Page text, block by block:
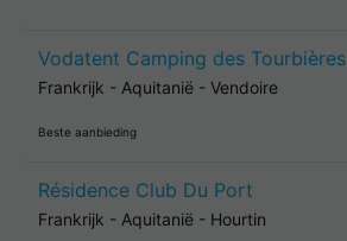
Vodatent Camping des Tourbières
Frankrijk - Aquitanië - Vendoire
Beste aanbieding
Résidence Club Du Port
Frankrijk - Aquitanië - Hourtin